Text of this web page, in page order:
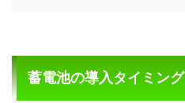
蓄電池の導入タイミング